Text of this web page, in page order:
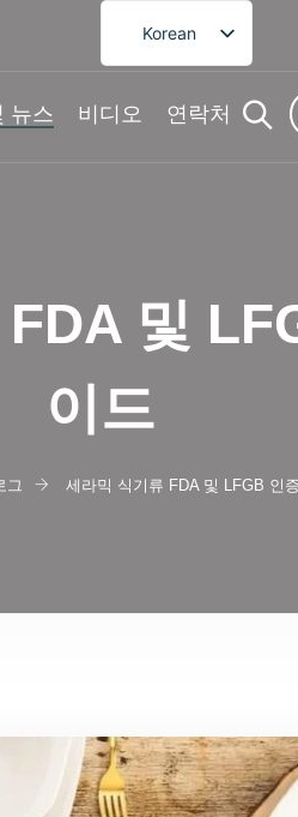
Korean
English
French
Japanese
뉴스 비디오 연락처
및
이드
그 세라믹 식기류 FDA 및 LFGB 인